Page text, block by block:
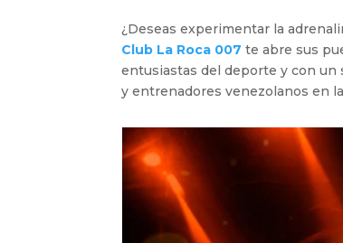
¿Deseas experimentar la
Club La Roca 007 te abre sus
entusiastas del deporte y con un
y entrenadores venezolanos en